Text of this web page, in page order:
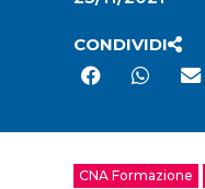
CONDIVIDI
CNA Formazione